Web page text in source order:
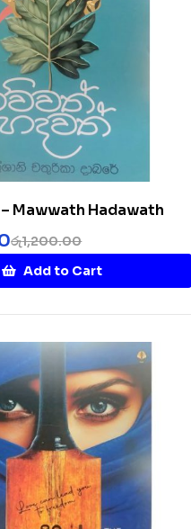
Mawwath Hadawath
රු1,200.00
Add to Cart